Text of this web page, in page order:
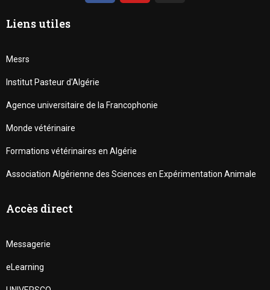
Liens utiles
Mesrs
Institut Pasteur d'Algérie
Agence universitaire de la Francophonie
Monde vétérinaire
Formations vétérinaires en Algérie
Association Algérienne des Sciences en Expérimentation Animale
Accès direct
Messagerie
eLearning